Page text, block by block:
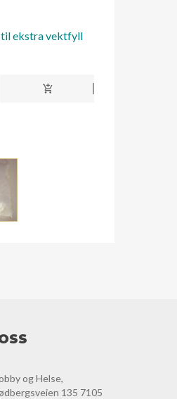
ekstra vektfyll
og Helse,
135 7105